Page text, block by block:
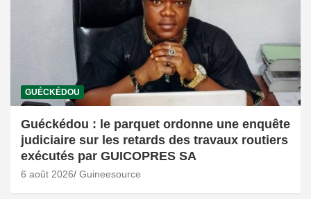
GUÉCKÉDOU
Guéckédou : le parquet ordonne une enquête
judiciaire sur les retards des travaux routiers
exécutés par GUICOPRES SA
6 août 2026 Guineesource